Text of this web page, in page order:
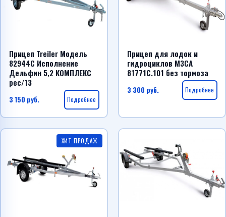
Прицеп Treiler Модель
82944С Исполнение
Дельфин 5,2 КОМПЛЕКС
рес/13
3 150 руб. Подробнее
Прицеп для лодок и
гидроциклов МЗСА
81771С.101 без тормоза
3 300 руб. Подробнее
ХИТ ПРОДАЖ